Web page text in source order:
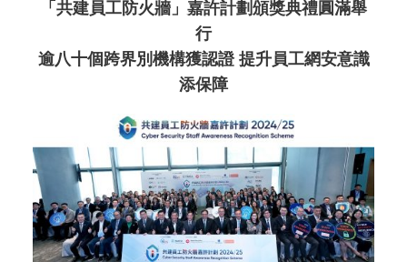
「共建員工防火牆」嘉許計劃頒獎典禮圓滿舉
行
逾八十個跨界別機構獲認證 提升員工網安意識
添保障